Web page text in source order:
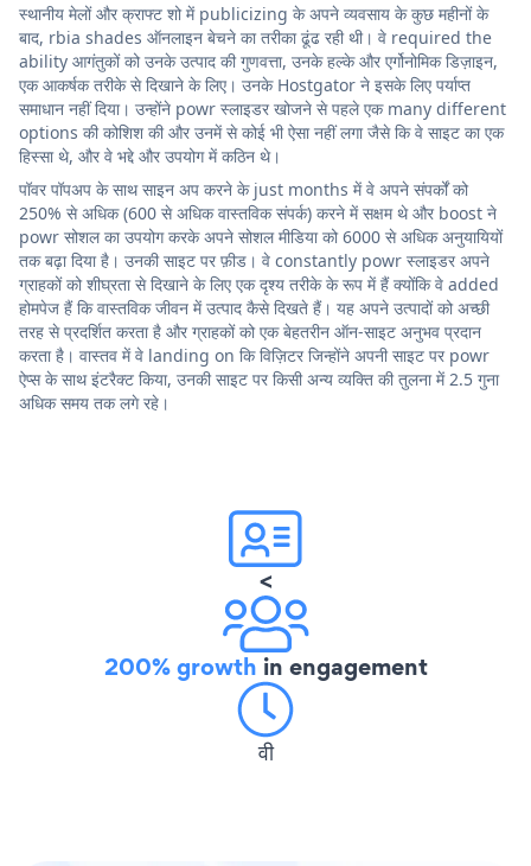
स्थानीय मेलों और क्राफ्ट शो में publicizing के अपने व्यवसाय के कुछ महीनों के
बाद, rbia shades ऑनलाइन बेचने का तरीका ढूंढ रही थी। वे required the
ability आगंतुकों को उनके उत्पाद की गुणवत्ता, उनके हल्के और एर्गोनोमिक डिज़ाइन,
एक आकर्षक तरीके से दिखाने के लिए। उनके Hostgator ने इसके लिए पर्याप्त
समाधान नहीं दिया। उन्होंने powr स्लाइडर खोजने से पहले एक many different
options की कोशिश की और उनमें से कोई भी ऐसा नहीं लगा जैसे कि वे साइट का एक
हिस्सा थे, और वे भद्दे और उपयोग में कठिन थे।
पॉवर पॉपअप के साथ साइन अप करने के just months में वे अपने संपर्कों को
250% से अधिक (600 से अधिक वास्तविक संपर्क) करने में सक्षम थे और boost ने
powr सोशल का उपयोग करके अपने सोशल मीडिया को 6000 से अधिक अनुयायियों
तक बढ़ा दिया है। उनकी साइट पर फ़ीड। वे constantly powr स्लाइडर अपने
ग्राहकों को शीघ्रता से दिखाने के लिए एक दृश्य तरीके के रूप में हैं क्योंकि वे added
होमपेज हैं कि वास्तविक जीवन में उत्पाद कैसे दिखते हैं। यह अपने उत्पादों को अच्छी
तरह से प्रदर्शित करता है और ग्राहकों को एक बेहतरीन ऑन-साइट अनुभव प्रदान
करता है। वास्तव में वे landing on कि विज़िटर जिन्होंने अपनी साइट पर powr
ऐप्स के साथ इंटरैक्ट किया, उनकी साइट पर किसी अन्य व्यक्ति की तुलना में 2.5 गुना
अधिक समय तक लगे रहे।
<
200% growth in engagement
वी